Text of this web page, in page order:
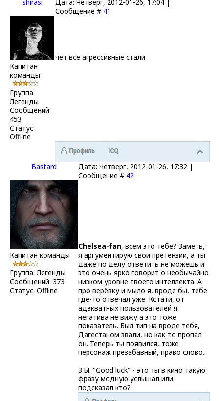
shirasi
Дата: Четверг, 2012-01-26, 17:04 |
Сообщение # 41
Капитан
команды
Группа:
Легенды
Сообщений:
453
Статус:
Offline
чет все агрессивные стали
Bastard
Дата: Четверг, 2012-01-26, 17:32 |
Сообщение # 42
Капитан команды
Группа: Легенды
Сообщений: 373
Статус: Offline
Chelsea-fаn, всем это тебе? Заметь,
я аргументирую свои претензии, а ты
даже по делу ответить не можешь и
это очень ярко говорит о необычайно
низком уровне твоего интеллекта. А
про верёвку и мыло я, вроде бы, тебе
где-то отвечал уже. Кстати, от
адекватных пользователей я
негатива не вижу а это тоже
показатель. Был тип на вроде тебя,
Дагестаном звали, но как-то пропал
он. Теперь ты появился, тоже
персонаж презабавный, право слово.
З.Ы. "Good luck" - это ты в кино такую
фразу модную услышал или
подсказал кто?